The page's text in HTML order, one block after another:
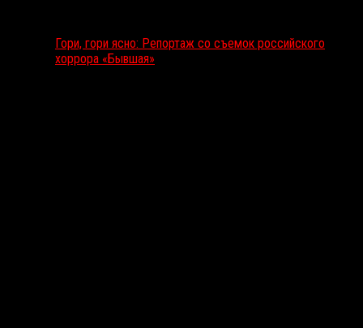
Гори, гори ясно: Репортаж со съемок российского
хоррора «Бывшая»